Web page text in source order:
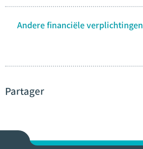
Andere financiële verplichtingen
Partager